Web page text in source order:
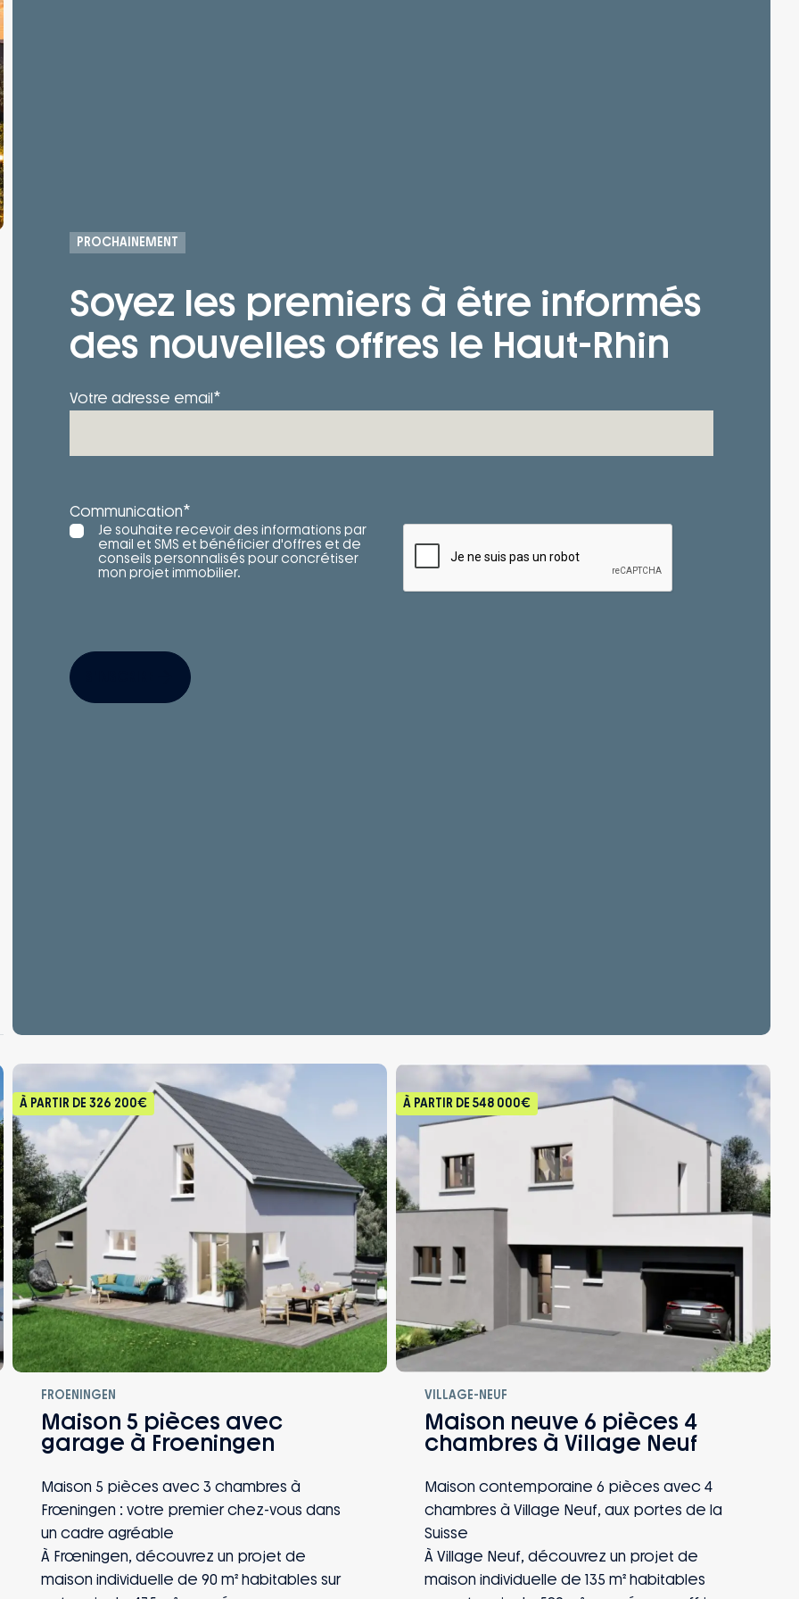
PROCHAINEMENT
Soyez les premiers à être informés
des nouvelles offres le Haut-Rhin
Votre adresse email*
Communication*
Je souhaite recevoir des informations par
email et SMS et bénéficier d'offres et de
conseils personnalisés pour concrétiser
mon projet immobilier.
À PARTIR DE 326 200€
FROENINGEN
Maison 5 pièces avec
garage à Froeningen
Maison 5 pièces avec 3 chambres à
Frœningen : votre premier chez-vous dans
un cadre agréable
À Frœningen, découvrez un projet de
maison individuelle de 90 m² habitables sur
À PARTIR DE 548 000€
VILLAGE-NEUF
Maison neuve 6 pièces 4
chambres à Village Neuf
Maison contemporaine 6 pièces avec 4
chambres à Village Neuf, aux portes de la
Suisse
À Village Neuf, découvrez un projet de
maison individuelle de 135 m² habitables